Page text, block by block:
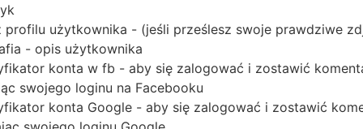
SM-
profilu użytkownika - (jeśli prześlesz swoje prawdziwe
- opis użytkownika
konta w fb - aby się zalogować i zostawić
swojego loginu na Facebooku
konta Google - aby się zalogować i zostawić